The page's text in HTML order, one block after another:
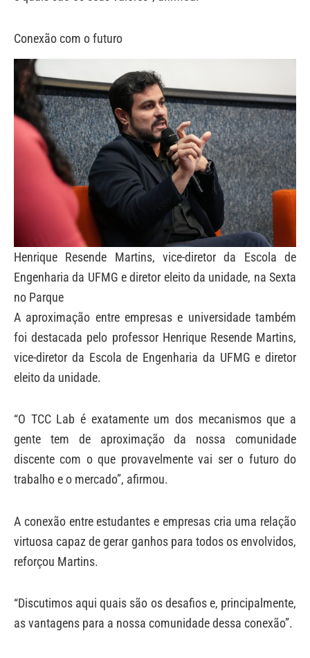
Conexão com o futuro
Henrique Resende Martins, vice-diretor da Escola de
Engenharia da UFMG e diretor eleito da unidade, na Sexta
no Parque
A aproximação entre empresas e universidade também
foi destacada pelo professor Henrique Resende Martins,
vice-diretor da Escola de Engenharia da UFMG e diretor
eleito da unidade.
“O TCC Lab é exatamente um dos mecanismos que a
gente tem de aproximação da nossa comunidade
discente com o que provavelmente vai ser o futuro do
trabalho e o mercado”, afirmou.
A conexão entre estudantes e empresas cria uma relação
virtuosa capaz de gerar ganhos para todos os envolvidos,
reforçou Martins.
“Discutimos aqui quais são os desafios e, principalmente,
as vantagens para a nossa comunidade dessa conexão”.